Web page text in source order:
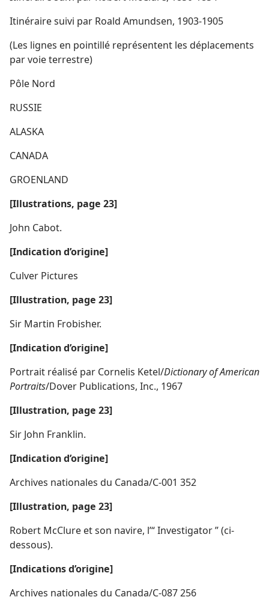
Itinéraire suivi par Roald Amundsen, 1903-​1905
(Les lignes en pointillé représentent les déplacements
par voie terrestre)
Pôle Nord
RUSSIE
ALASKA
CANADA
GROENLAND
[Illustrations, page 23]
John Cabot.
[Indication d’origine]
Culver Pictures
[Illustration, page 23]
Sir Martin Frobisher.
[Indication d’origine]
Portrait réalisé par Cornelis Ketel/Dictionary of American
Portraits/Dover Publications, Inc., 1967
[Illustration, page 23]
Sir John Franklin.
[Indication d’origine]
Archives nationales du Canada/C-001 352
[Illustration, page 23]
Robert McClure et son navire, l’“ Investigator ” (ci-
dessous).
[Indications d’origine]
Archives nationales du Canada/C-087 256